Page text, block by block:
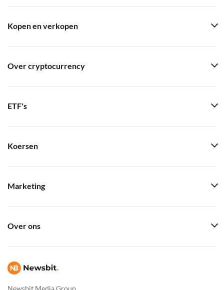
Newsbit Media Group
Kopen en verkopen
Over cryptocurrency
ETF's
Koersen
Marketing
Over ons